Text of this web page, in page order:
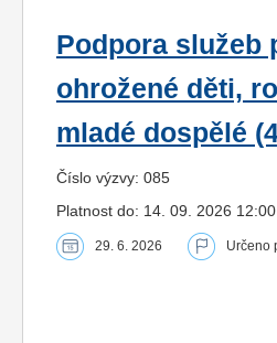
Podpora služeb
ohrožené děti,
mladé dospělé
Číslo výzvy: 085
Platnost do: 14. 09. 2026 12:00
29. 6. 2026 Určeno